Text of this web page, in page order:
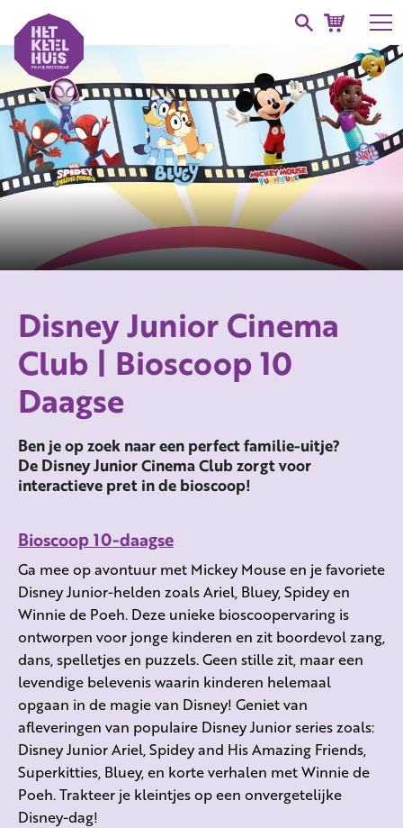
Disney Junior Cinema
Club | Bioscoop 10
Daagse
Ben je op zoek naar een perfect familie-uitje?
De Disney Junior Cinema Club zorgt voor
interactieve pret in de bioscoop!
Bioscoop 10-daagse
Ga mee op avontuur met Mickey Mouse en je favoriete
Disney Junior-helden zoals Ariel, Bluey, Spidey en
Winnie de Poeh. Deze unieke bioscoopervaring is
ontworpen voor jonge kinderen en zit boordevol zang,
dans, spelletjes en puzzels. Geen stille zit, maar een
levendige belevenis waarin kinderen helemaal
opgaan in de magie van Disney! Geniet van
afleveringen van populaire Disney Junior series zoals:
Disney Junior Ariel, Spidey and His Amazing Friends,
Superkitties, Bluey, en korte verhalen met Winnie de
Poeh. Trakteer je kleintjes op een onvergetelijke
Disney-dag!